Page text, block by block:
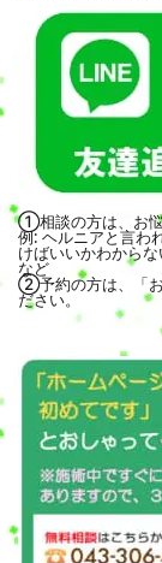
①相談の方は、お悩
例: ヘルニアと言わ
けばいいかわから
など
②予約の方は、「お
ださい。